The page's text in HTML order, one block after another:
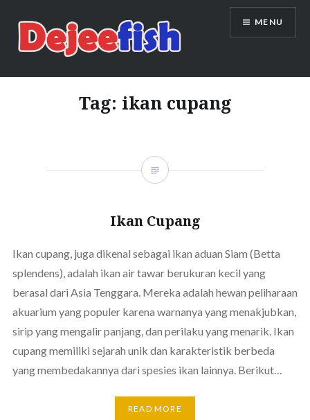
content
DEJEEFISH | PRODUSEN BENIH
IKAN BERKUALITAS INDONESIA
MENU
Tag: ikan cupang
Ikan Cupang
Ikan cupang, juga dikenal sebagai ikan aduan Siam (Betta
splendens), adalah ikan air tawar berukuran kecil yang
berasal dari Asia Tenggara. Mereka adalah hewan peliharaan
akuarium yang populer karena warnanya yang menakjubkan,
sirip yang mengalir panjang, dan perilaku yang menarik. Ikan
cupang memiliki sejarah unik dan karakteristik berbeda
yang membedakannya dari spesies ikan lainnya. Berikut…
READ MORE